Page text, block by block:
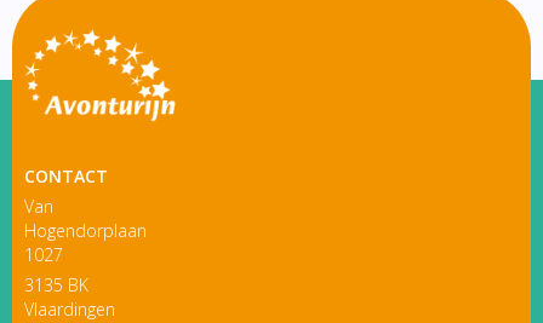
CONTACT
Van
Hogendorplaan
1027
3135 BK
Vlaardingen